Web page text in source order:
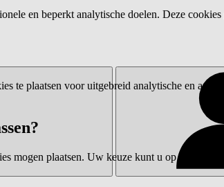
en beperkt analytische doelen. Deze
te plaatsen voor uitgebreid analytische en
mogen plaatsen. Uw keuze kunt u op elk